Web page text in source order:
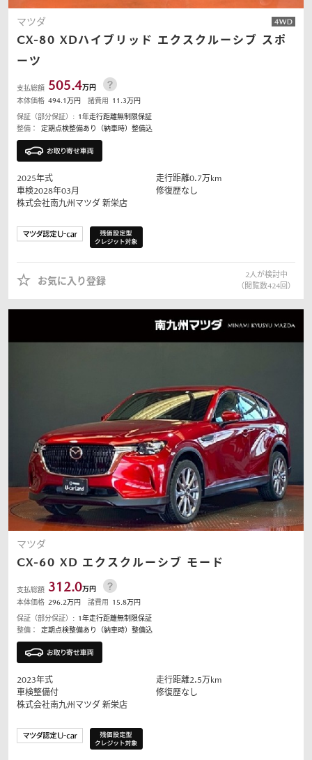
マツダ
CX-80 XDハイブリッド エクスクルーシブ スポ
ーツ
支払総額 505.4万円
本体価格 494.1万円 諸費用 11.3万円
保証（部分保証）: 1年走行距離無制限保証
整備：
定期点検整備あり（納車時）整備込
2025年式 走行距離0.7万km
車検2028年03月
修復歴なし
株式会社南九州マツダ 新栄店
お気に入り登録
2人が検討中
（閲覧数424回）
マツダ
CX-60 XD エクスクルーシブ モード
支払総額 312.0万円
本体価格 296.2万円 諸費用 15.8万円
保証（部分保証）: 1年走行距離無制限保証
整備：
定期点検整備あり（納車時）整備込
2023年式 走行距離2.5万km
車検整備付
修復歴なし
株式会社南九州マツダ 新栄店